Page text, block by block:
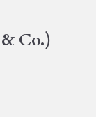
Co.)